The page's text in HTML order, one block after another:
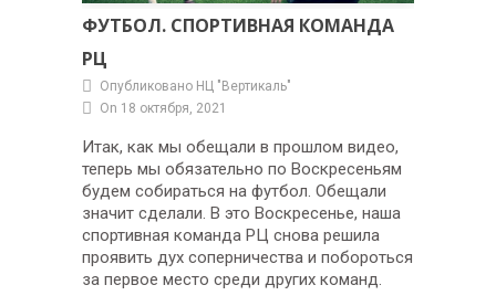
ФУТБОЛ. СПОРТИВНАЯ КОМАНДА
РЦ
Опубликовано НЦ "Вертикаль"
On 18 октября, 2021
Итак, как мы обещали в прошлом видео,
теперь мы обязательно по Воскресеньям
будем собираться на футбол. Обещали
значит сделали. В это Воскресенье, наша
спортивная команда РЦ снова решила
проявить дух соперничества и побороться
за первое место среди других команд.